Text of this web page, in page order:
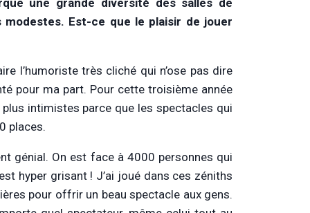
Est-ce que le plaisir de jouer
l’humoriste très cliché qui n’ose pas dire
pour ma part. Pour cette troisième année
intimistes parce que les spectacles qui
places.
génial. On est face à 4000 personnes qui
hyper grisant ! J’ai joué dans ces zéniths
pour offrir un beau spectacle aux gens.